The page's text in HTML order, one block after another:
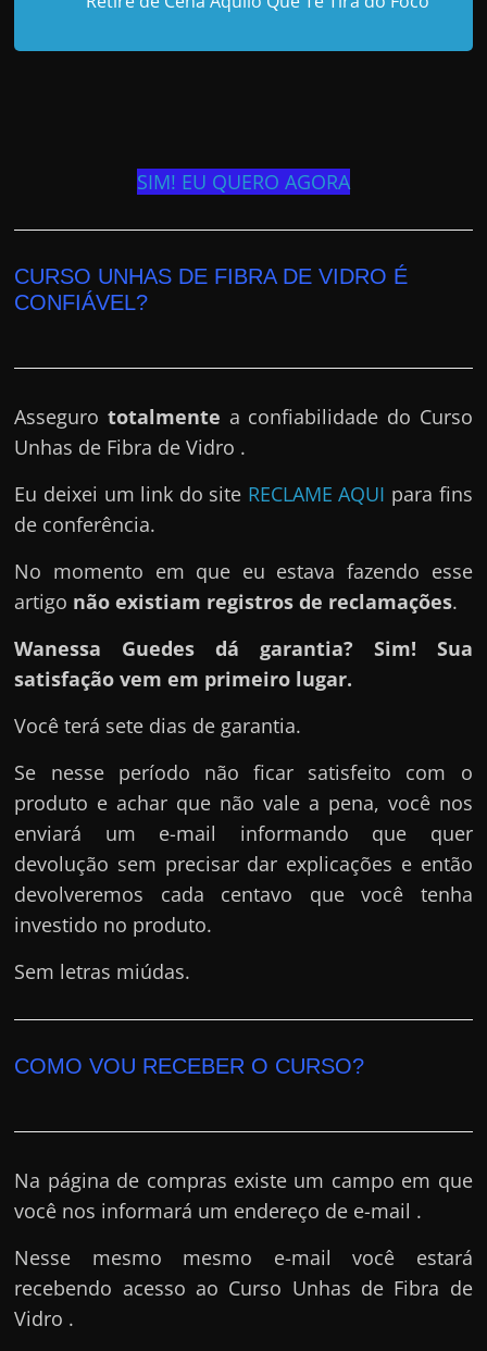
SIM! EU QUERO AGORA
CURSO UNHAS DE FIBRA DE VIDRO É
CONFIÁVEL?
Assegurototalmente a confiabilidade do Curso
Unhas de Fibra de Vidro .
Eu deixei um link do site RECLAME AQUI para fins
de conferência.
No momento em que eu estava fazendo esse
artigo não existiam registros de reclamações.
Wanessa Guedes dá garantia? Sim! Sua
satisfação vem em primeiro lugar.
Você terá sete dias de garantia.
Se nesse período não ficar satisfeito com o
produto e achar que não vale a pena, você nos
enviará um e-mail informando que quer
devolução sem precisar dar explicações e então
devolveremos cada centavo que você tenha
investido no produto.
Sem letras miúdas.
COMO VOU RECEBER O CURSO?
Na página de compras existe um campo em que
você nos informará um endereço de e-mail .
Nesse mesmo mesmo e-mail você estará
recebendo acesso ao Curso Unhas de Fibra de
Vidro .